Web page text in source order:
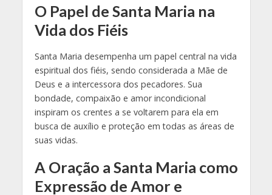
O Papel de Santa Maria na
Vida dos Fiéis
Santa Maria desempenha um papel central na vida
espiritual dos fiéis, sendo considerada a Mãe de
Deus e a intercessora dos pecadores. Sua
bondade, compaixão e amor incondicional
inspiram os crentes a se voltarem para ela em
busca de auxílio e proteção em todas as áreas de
suas vidas.
A Oração a Santa Maria como
Expressão de Amor e